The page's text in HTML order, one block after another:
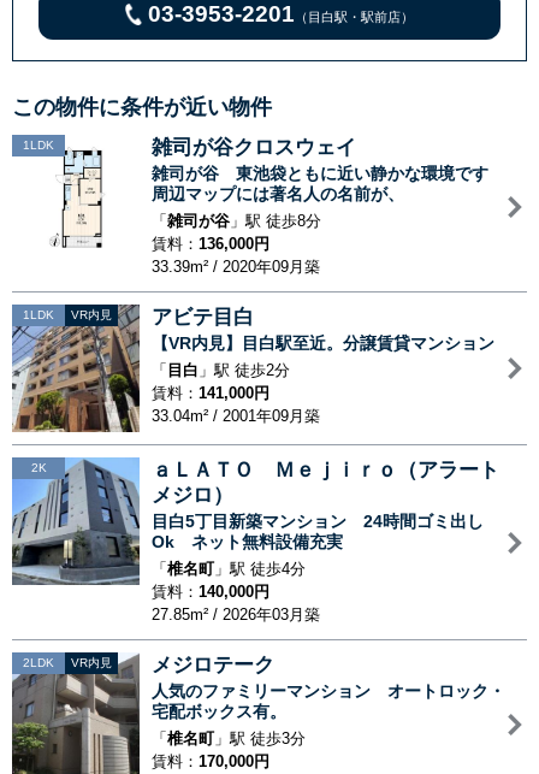
03-3953-2201 （目白駅・駅前店）
この物件に条件が近い物件
1LDK 雑司が谷クロスウェイ
雑司が谷 東池袋ともに近い静かな環境です
周辺マップには著名人の名前が、
「 雑司が谷 」駅 徒歩8分
賃料： 136,000円
33.39m² / 2020年09月築
1LDK VR内見 アビテ目白
【VR内見】目白駅至近。分譲賃貸マンション
「 目白 」駅 徒歩2分
賃料： 141,000円
33.04m² / 2001年09月築
2K
ａＬＡＴＯ Ｍｅｊｉｒｏ（アラート
メジロ）
目白5丁目新築マンション 24時間ゴミ出し
Ok ネット無料設備充実
「 椎名町」駅 徒歩4分
賃料： 140,000円
27.85m² / 2026年03月築
2LDK VR内見 メジロテーク
人気のファミリーマンション オートロック・
宅配ボックス有。
「 椎名町」駅 徒歩3分
賃料： 170,000円